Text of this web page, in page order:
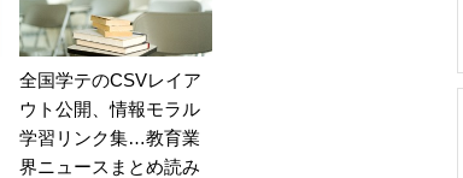
全国学テのCSVレイア
ウト公開、情報モラル
学習リンク集…教育業
界ニュースまとめ読み